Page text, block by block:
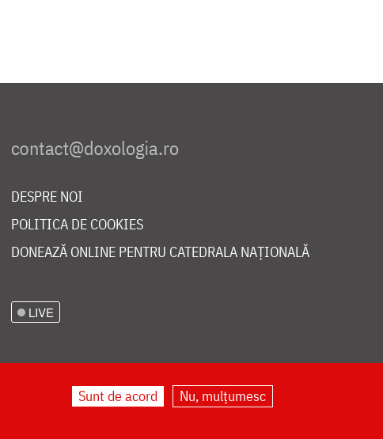
DESPRE NOI
POLITICA DE COOKIES
DONEAZĂ ONLINE PENTRU CATEDRALA NAȚIONALĂ
LIVE
Sunt de acord Nu, mulțumesc